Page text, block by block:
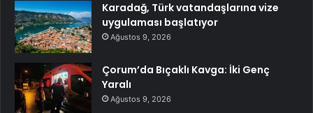
Karadağ, Türk vatandaşlarına vize
uygulaması başlatıyor
Ağustos 9, 2026
Çorum’da Bıçaklı Kavga: İki Genç
Yaralı
Ağustos 9, 2026